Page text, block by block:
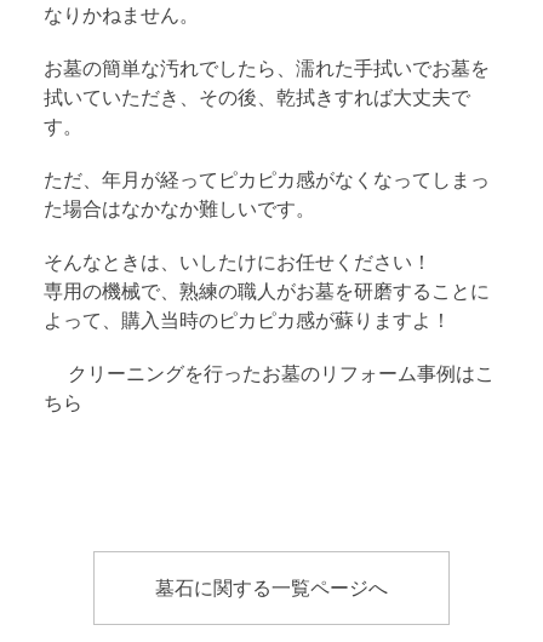
なりかねません。
お墓の簡単な汚れでしたら、濡れた手拭いでお墓を
拭いていただき、その後、乾拭きすれば大丈夫で
す。
ただ、年月が経ってピカピカ感がなくなってしまっ
た場合はなかなか難しいです。
そんなときは、いしたけにお任せください！
専用の機械で、熟練の職人がお墓を研磨することに
よって、購入当時のピカピカ感が蘇りますよ！
クリーニングを行ったお墓のリフォーム事例はこ
ちら
墓石に関する一覧ページへ